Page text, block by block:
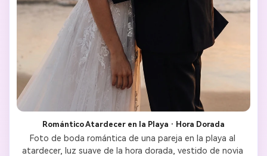
Romántico Atardecer en la Playa · Hora Dorada
Foto de boda romántica de una pareja en la playa al
atardecer, luz suave de la hora dorada, vestido de novia